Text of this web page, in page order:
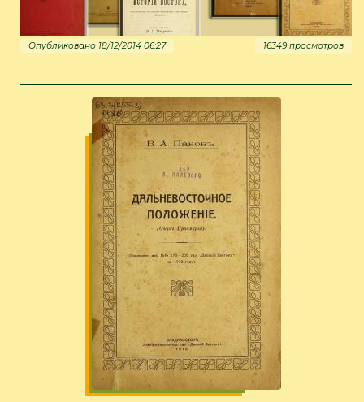
Опубликовано 18/12/2014 06:27 16349 просмотров